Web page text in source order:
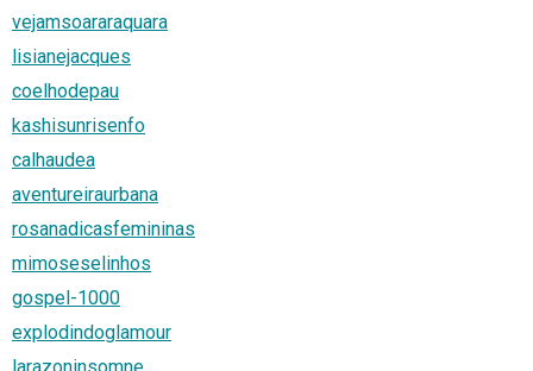
vejamsoararaquara
lisianejacques
coelhodepau
kashisunrisenfo
calhaudea
aventureiraurbana
rosanadicasfemininas
mimoseselinhos
gospel-1000
explodindoglamour